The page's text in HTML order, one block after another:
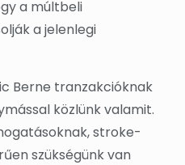
a múltbeli
a jelenlegi
Berne tranzakcióknak
közlünk valamit.
stroke-
szükségünk van